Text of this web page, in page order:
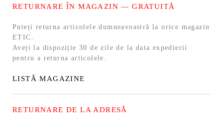
RETURNARE ÎN MAGAZIN — GRATUITĂ
Puteți returna articolele dumneavoastră la orice magazin
ETIC.
Aveți la dispoziție 30 de zile de la data expedierii
pentru a returna articolele.
LISTĂ MAGAZINE
RETURNARE DE LA ADRESĂ